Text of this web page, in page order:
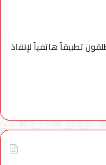
تطبيقاً هاتفياً لإنقاذ